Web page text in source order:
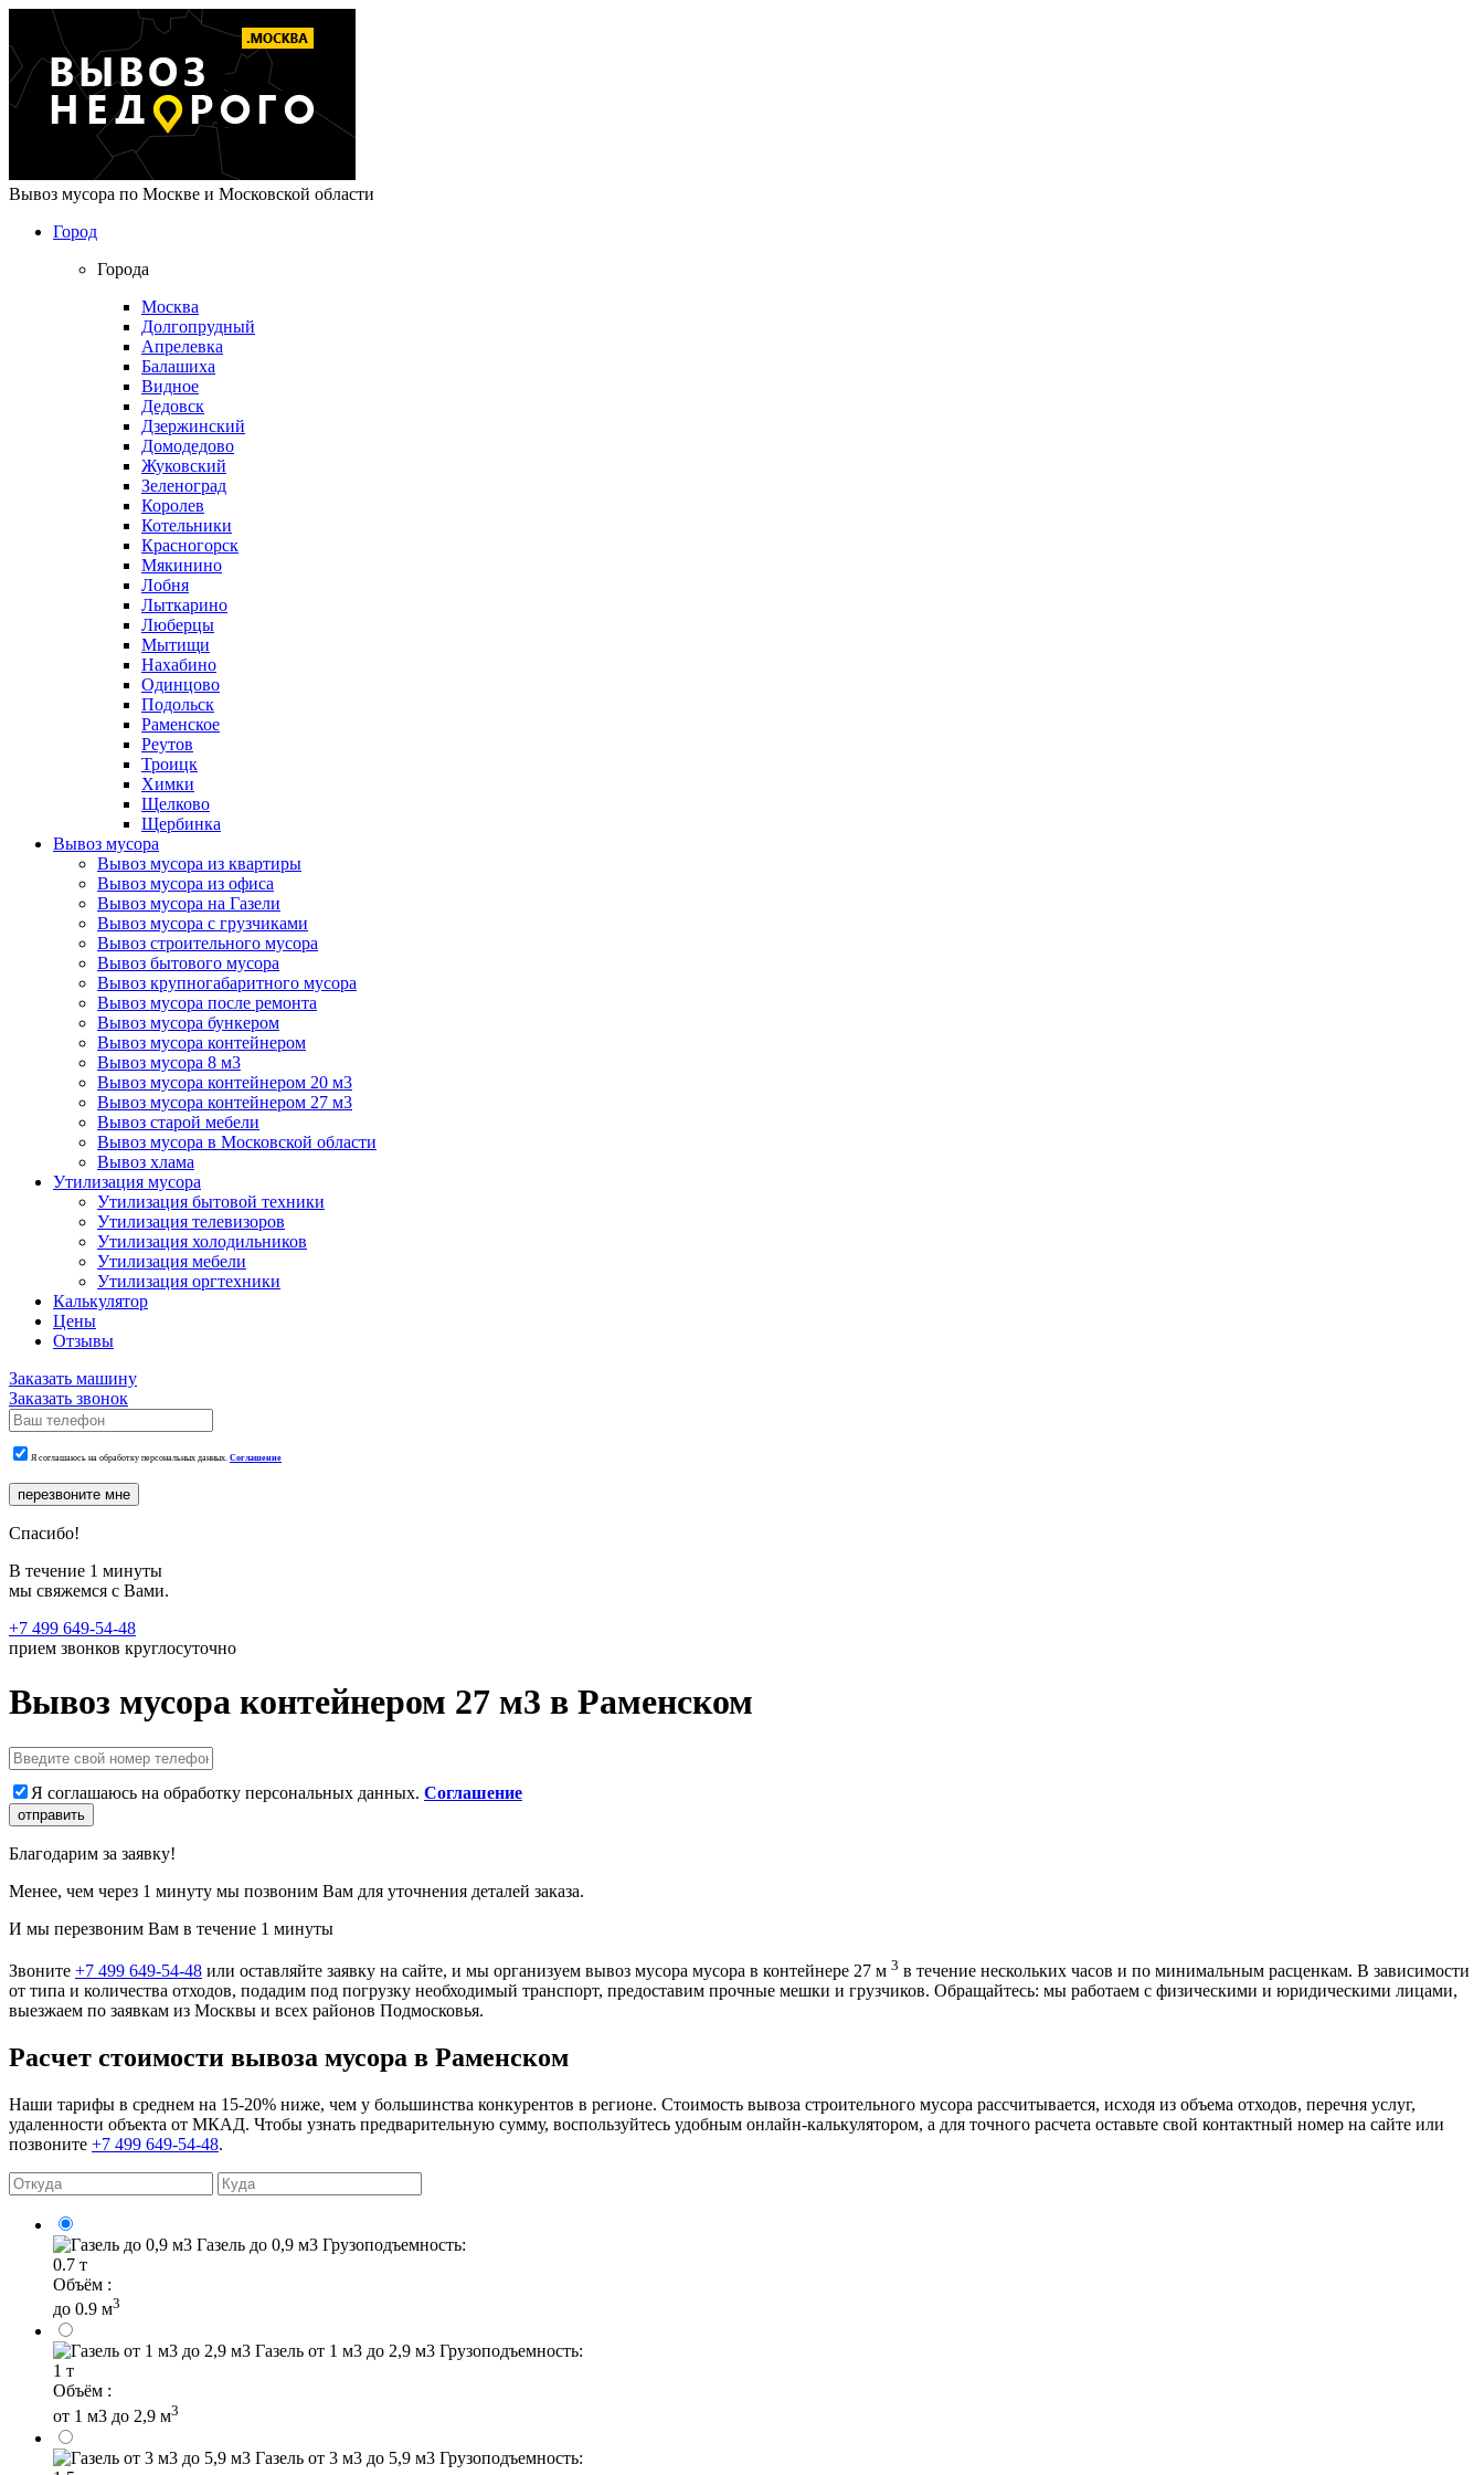
Вывоз мусора по Москве и Московской области
Город
Города
Москва
Долгопрудный
Апрелевка
Балашиха
Видное
Дедовск
Дзержинский
Домодедово
Жуковский
Зеленоград
Королев
Котельники
Красногорск
Мякинино
Лобня
Лыткарино
Люберцы
Мытищи
Нахабино
Одинцово
Подольск
Раменское
Реутов
Троицк
Химки
Щелково
Щербинка
Вывоз мусора
Вывоз мусора из квартиры
Вывоз мусора из офиса
Вывоз мусора на Газели
Вывоз мусора с грузчиками
Вывоз строительного мусора
Вывоз бытового мусора
Вывоз крупногабаритного мусора
Вывоз мусора после ремонта
Вывоз мусора бункером
Вывоз мусора контейнером
Вывоз мусора 8 м3
Вывоз мусора контейнером 20 м3
Вывоз мусора контейнером 27 м3
Вывоз старой мебели
Вывоз мусора в Московской области
Вывоз хлама
Утилизация мусора
Утилизация бытовой техники
Утилизация телевизоров
Утилизация холодильников
Утилизация мебели
Утилизация оргтехники
Калькулятор
Цены
Отзывы
Заказать машину
Заказать звонок
Я соглашаюсь на обработку персональных данных. Соглашение
перезвоните мне
Спасибо!
В течение 1 минуты
мы свяжемся с Вами.
+7 499 649-54-48
прием звонков круглосуточно
Вывоз мусора контейнером 27 м3 в Раменском
Я соглашаюсь на обработку персональных данных. Соглашение
отправить
Благодарим за заявку!
Менее, чем через 1 минуту мы позвоним Вам для уточнения деталей заказа.
И мы перезвоним Вам в течение 1 минуты
Звоните +7 499 649-54-48 или оставляйте заявку на сайте, и мы организуем вывоз мусора мусора в контейнере 27 м 3 в течение нескольких часов и по минимальным расценкам. В зависимости
от типа и количества отходов, подадим под погрузку необходимый транспорт, предоставим прочные мешки и грузчиков. Обращайтесь: мы работаем с физическими и юридическими лицами,
выезжаем по заявкам из Москвы и всех районов Подмосковья.
Расчет стоимости вывоза мусора в Раменском
Наши тарифы в среднем на 15-20% ниже, чем у большинства конкурентов в регионе. Стоимость вывоза строительного мусора рассчитывается, исходя из объема отходов, перечня услуг,
удаленности объекта от МКАД. Чтобы узнать предварительную сумму, воспользуйтесь удобным онлайн-калькулятором, а для точного расчета оставьте свой контактный номер на сайте или
позвоните +7 499 649-54-48.
Газель до 0,9 м3 Грузоподъемность:
0.7 т
Объём :
до 0.9 м3
Газель от 1 м3 до 2,9 м3 Грузоподъемность:
1 т
Объём :
от 1 м3 до 2,9 м3
Газель от 3 м3 до 5,9 м3 Грузоподъемность: